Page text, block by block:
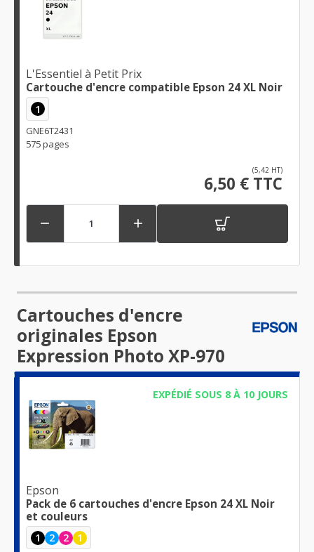
L'Essentiel à Petit Prix
Cartouche d'encre compatible Epson 24 XL Noir
1
GNE6T2431
575 pages
(5,42 HT)
6,50 € TTC
 
Cartouches d'encre
originales Epson
Expression Photo XP-970
EXPÉDIÉ SOUS 8 À 10 JOURS
Epson
Pack de 6 cartouches d'encre Epson 24 XL Noir
et couleurs
1 2 2 1